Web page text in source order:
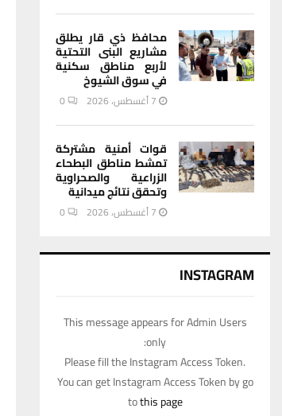
محافظ ذي قار يطلق
مشاريع البنى التحتية
لأربع مناطق سكنية
في سوق الشيوخ
7 أغسطس، 2026 0
قوات أمنية مشتركة
تمشط مناطق البطحاء
الزراعية والصحراوية
وتحقق نتائج ميدانية
7 أغسطس، 2026 0
INSTAGRAM
This message appears for Admin Users
only:
Please fill the Instagram Access Token.
You can get Instagram Access Token by go
tothis page